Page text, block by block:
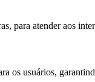
para atender aos
os usuários,